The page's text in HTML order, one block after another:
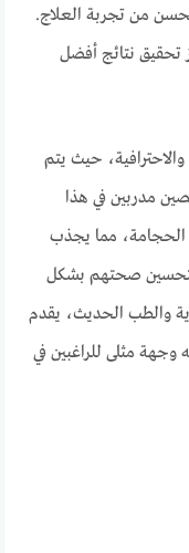
من تجربة العلاج.
تحقيق نتائج أفضل
حيث يتم
مدربين في هذا
الحجامة، مما يجذب
صحتهم بشكل
والطب الحديث، يقدم
وجهة مثلى للراغبين في